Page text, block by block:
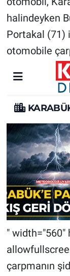
halindeyken
Portakal (71)
otomobile
" width="560"
çarpmanın